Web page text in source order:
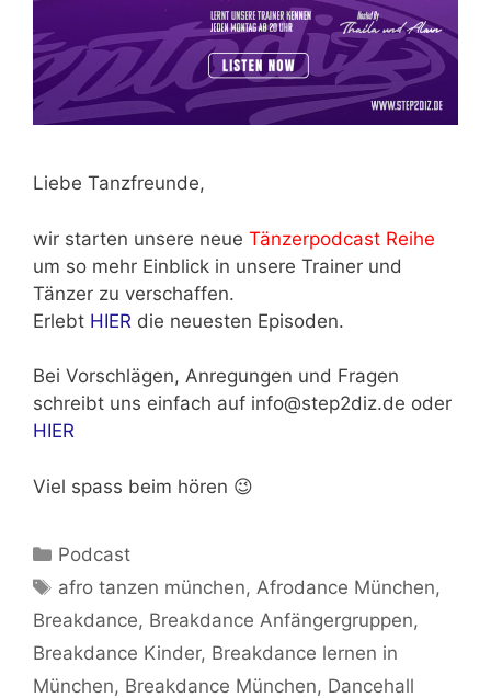
Liebe Tanzfreunde,
wir starten unsere neue Tänzerpodcast Reihe
um so mehr Einblick in unsere Trainer und
Tänzer zu verschaffen.
Erlebt HIER die neuesten Episoden.
Bei Vorschlägen, Anregungen und Fragen
schreibt uns einfach auf info@step2diz.de oder
HIER
Viel spass beim hören 😉
Kategorien
Podcast
Schlagwörter
afro tanzen münchen, Afrodance München,
Breakdance, Breakdance Anfängergruppen,
Breakdance Kinder, Breakdance lernen in
München, Breakdance München, Dancehall